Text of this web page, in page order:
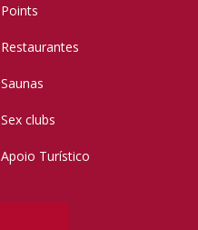
Points
Restaurantes
Saunas
Sex clubs
Apoio Turístico